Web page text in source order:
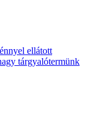
ellátott
tárgyalótermünk